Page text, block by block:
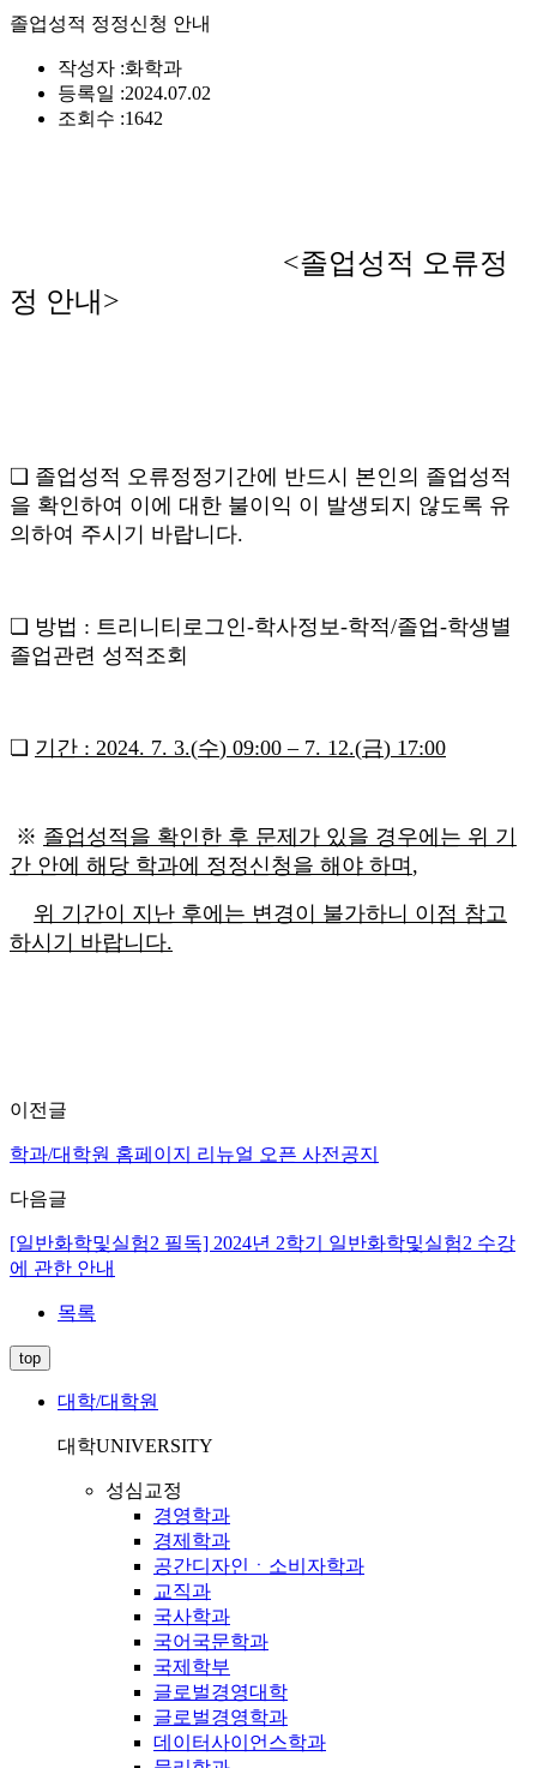
졸업성적 정정신청 안내
작성자 :화학과
등록일 :2024.07.02
조회수 :1642
<졸업성적 오류정
정 안내>
❏ 졸업성적 오류정정기간에 반드시 본인의 졸업성적
을 확인하여 이에 대한 불이익 이 발생되지 않도록 유
의하여 주시기 바랍니다.
❏ 방법 : 트리니티로그인-학사정보-학적/졸업-학생별
졸업관련 성적조회
❏ 기간 : 2024. 7. 3.(수) 09:00– 7. 12.(금) 17:00
※ 졸업성적을 확인한 후 문제가 있을 경우에는 위 기
간 안에 해당 학과에 정정신청을 해야 하며 ,
위 기간이 지난 후에는 변경이 불가하니 이점 참고
하시기 바랍니다.
이전글
학과/대학원 홈페이지 리뉴얼 오픈 사전공지
다음글
[일반화학및실험2 필독] 2024년 2학기 일반화학및실험2 수강
에 관한 안내
목록
top
대학/대학원
대학UNIVERSITY
성심교정
경영학과
경제학과
공간디자인ㆍ소비자학과
교직과
국사학과
국어국문학과
국제학부
글로벌경영대학
글로벌경영학과
데이터사이언스학과